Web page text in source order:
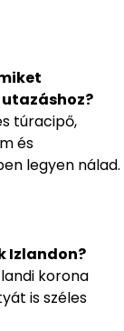
túracipő,
és
legyen nálad.
Izlandon?
korona
is széles